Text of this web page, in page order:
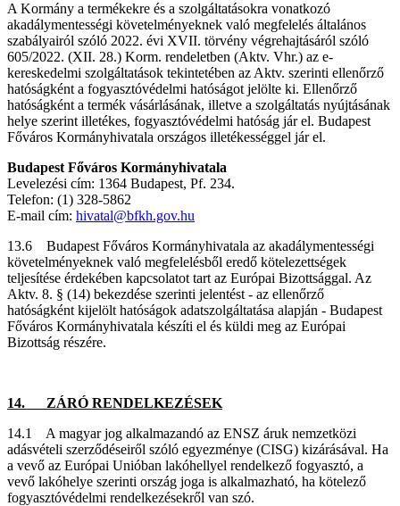
A Kormány a termékekre és a szolgáltatásokra vonatkozó
akadálymentességi követelményeknek való megfelelés általános
szabályairól szóló 2022. évi XVII. törvény végrehajtásáról szóló
605/2022. (XII. 28.) Korm. rendeletben (Aktv. Vhr.) az e-
kereskedelmi szolgáltatások tekintetében az Aktv. szerinti ellenőrző
hatóságként a fogyasztóvédelmi hatóságot jelölte ki. Ellenőrző
hatóságként a termék vásárlásának, illetve a szolgáltatás nyújtásának
helye szerint illetékes, fogyasztóvédelmi hatóság jár el. Budapest
Főváros Kormányhivatala országos illetékességgel jár el.
Budapest Főváros Kormányhivatala
Levelezési cím: 1364 Budapest, Pf. 234.
Telefon: (1) 328-5862
E-mail cím: hivatal@bfkh.gov.hu
13.6 Budapest Főváros Kormányhivatala az akadálymentességi
követelményeknek való megfelelésből eredő kötelezettségek
teljesítése érdekében kapcsolatot tart az Európai Bizottsággal. Az
Aktv. 8. § (14) bekezdése szerinti jelentést - az ellenőrző
hatóságként kijelölt hatóságok adatszolgáltatása alapján - Budapest
Főváros Kormányhivatala készíti el és küldi meg az Európai
Bizottság részére.
14. ZÁRÓ RENDELKEZÉSEK
14.1 A magyar jog alkalmazandó az ENSZ áruk nemzetközi
adásvételi szerződéseiről szóló egyezménye (CISG) kizárásával. Ha
a vevő az Európai Unióban lakóhellyel rendelkező fogyasztó, a
vevő lakóhelye szerinti ország joga is alkalmazható, ha kötelező
fogyasztóvédelmi rendelkezésekről van szó.